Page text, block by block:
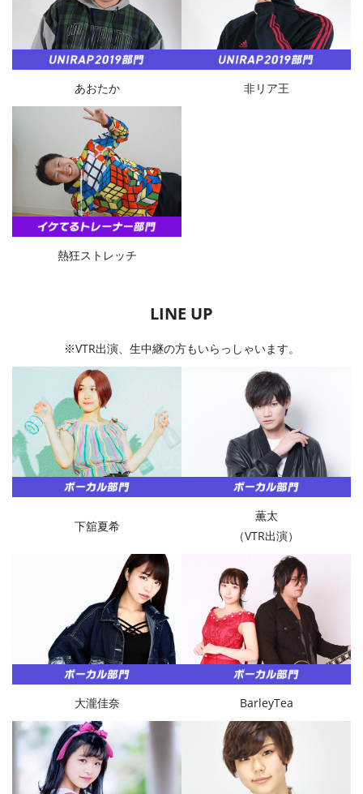
あおたか 非リア王
熱狂ストレッチ
LINE UP
※VTR出演、生中継の方もいらっしゃいます。
下舘夏希
薫太
（VTR出演）
大瀧佳奈 BarleyTea